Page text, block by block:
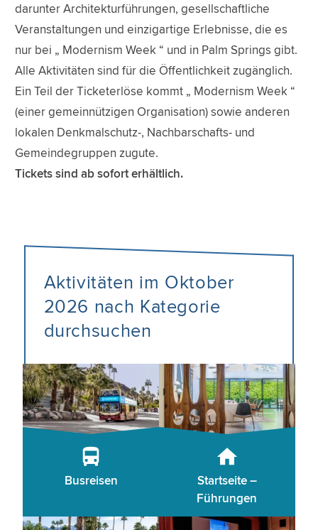
darunter Architekturführungen, gesellschaftliche
Veranstaltungen und einzigartige Erlebnisse, die es
nur bei „ Modernism Week “ und in Palm Springs gibt.
Alle Aktivitäten sind für die Öffentlichkeit zugänglich.
Ein Teil der Ticketerlöse kommt „ Modernism Week “
(einer gemeinnützigen Organisation) sowie anderen
lokalen Denkmalschutz-, Nachbarschafts- und
Gemeindegruppen zugute.
Tickets sind ab sofort erhältlich.
Aktivitäten im Oktober
2026 nach Kategorie
durchsuchen
Busreisen
Startseite –
Führungen